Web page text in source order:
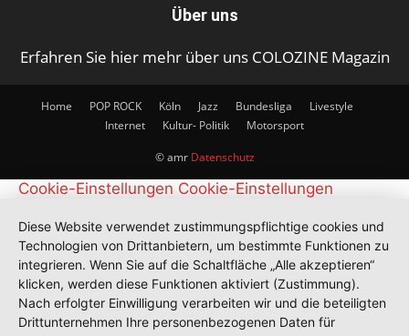
Über uns
Erfahren Sie hier mehr über uns COLOZINE Magazin
Home POP ROCK Köln Jazz Bundesliga
Livestyle
Internet
Kultur- Politik Motorsport
© amr Datenschutz
Cookie-Einstellungen Cookie-Einstellungen
Diese Website verwendet zustimmungspflichtige cookies und
Technologien von Drittanbietern, um bestimmte Funktionen zu
integrieren. Wenn Sie auf die Schaltfläche „Alle akzeptieren“
klicken, werden diese Funktionen aktiviert (Zustimmung).
Nach erfolgter Einwilligung verarbeiten wir und die beteiligten
Drittunternehmen Ihre personenbezogenen Daten für